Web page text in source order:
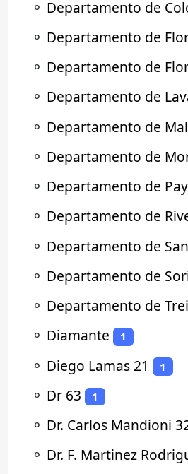
⚬ Departamento de
⚬ Departamento de
⚬ Departamento de
⚬ Departamento de
⚬ Departamento de
⚬ Departamento de
⚬ Departamento de
⚬ Departamento de
⚬ Departamento de
⚬ Departamento de
⚬ Departamento de
⚬ Diamante 1
⚬ Diego Lamas 21 1
⚬ Dr 63 1
⚬ Dr. Carlos Mandioni
⚬ Dr. F. Martinez